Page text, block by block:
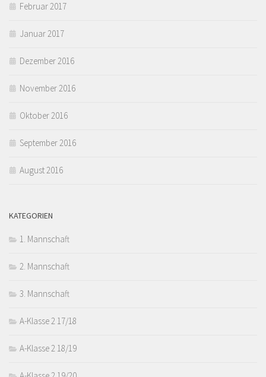
Februar 2017
Januar 2017
Dezember 2016
November 2016
Oktober 2016
September 2016
August 2016
KATEGORIEN
1. Mannschaft
2. Mannschaft
3. Mannschaft
A-Klasse 2 17/18
A-Klasse 2 18/19